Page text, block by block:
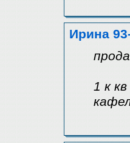
Ирина
1 к